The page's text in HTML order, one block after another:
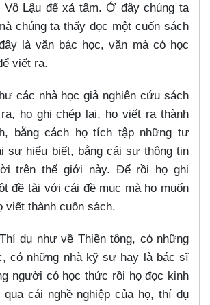
Vô Lậu để xả tâm. Ở đây chúng ta
chúng ta thấy đọc một cuốn sách
là văn bác học, văn mà có học
viết ra.
các nhà học giả nghiên cứu sách
họ ghi chép lại, họ viết ra thành
bằng cách họ tích tập những tư
sự hiểu biết, bằng cái sự thông tin
trên thế giới này. Để rồi họ ghi
đề tài với cái đề mục mà họ muốn
viết thành cuốn sách.
Thí dụ như về Thiền tông, có những
có những nhà kỹ sư hay là bác sĩ
người có học thức rồi họ đọc kinh
cái nghề nghiệp của họ, thí dụ